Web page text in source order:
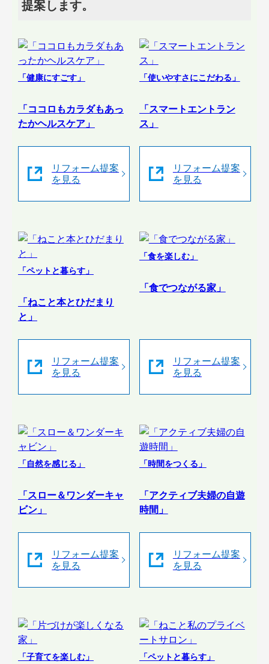
提案します。
「健康にすごす」
「ココロもカラダもあっ
たかヘルスケア」
リフォーム提案
を見る
「使いやすさにこだわる」
「スマートエントラン
ス」
リフォーム提案
を見る
「ペットと暮らす」
「ねこと本とひだまり
と」
リフォーム提案
を見る
「食を楽しむ」
「食でつながる家」
リフォーム提案
を見る
「自然を感じる」
「スロー＆ワンダーキャ
ビン」
リフォーム提案
を見る
「時間をつくる」
「アクティブ夫婦の自遊
時間」
リフォーム提案
を見る
「子育てを楽しむ」 「ペットと暮らす」